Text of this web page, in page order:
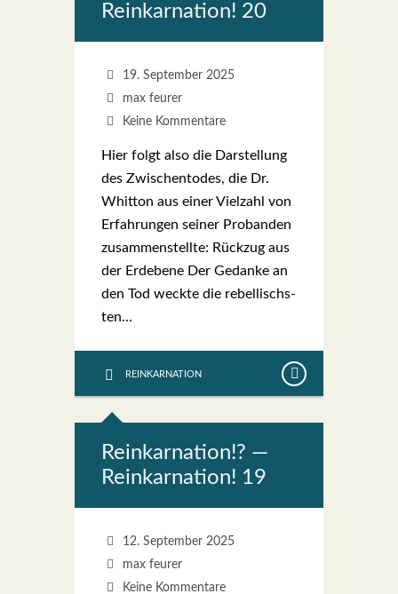
Reinkar­na­ti­on! 20
19. September 2025
max feurer
Keine Kommentare
Hier folgt also die Dar­stel­lung
des Zwi­schen­to­des, die Dr.
Whit­ton aus einer Viel­zahl von
Erfah­run­gen sei­ner Pro­ban­den
zusam­men­stell­te: Rück­zug aus
der Erd­ebe­ne Der Gedan­ke an
den Tod weck­te die rebel­lischs­
ten…
REINKARNATION
Reinkar­na­ti­on!? —
Reinkar­na­ti­on! 19
12. September 2025
max feurer
Keine Kommentare